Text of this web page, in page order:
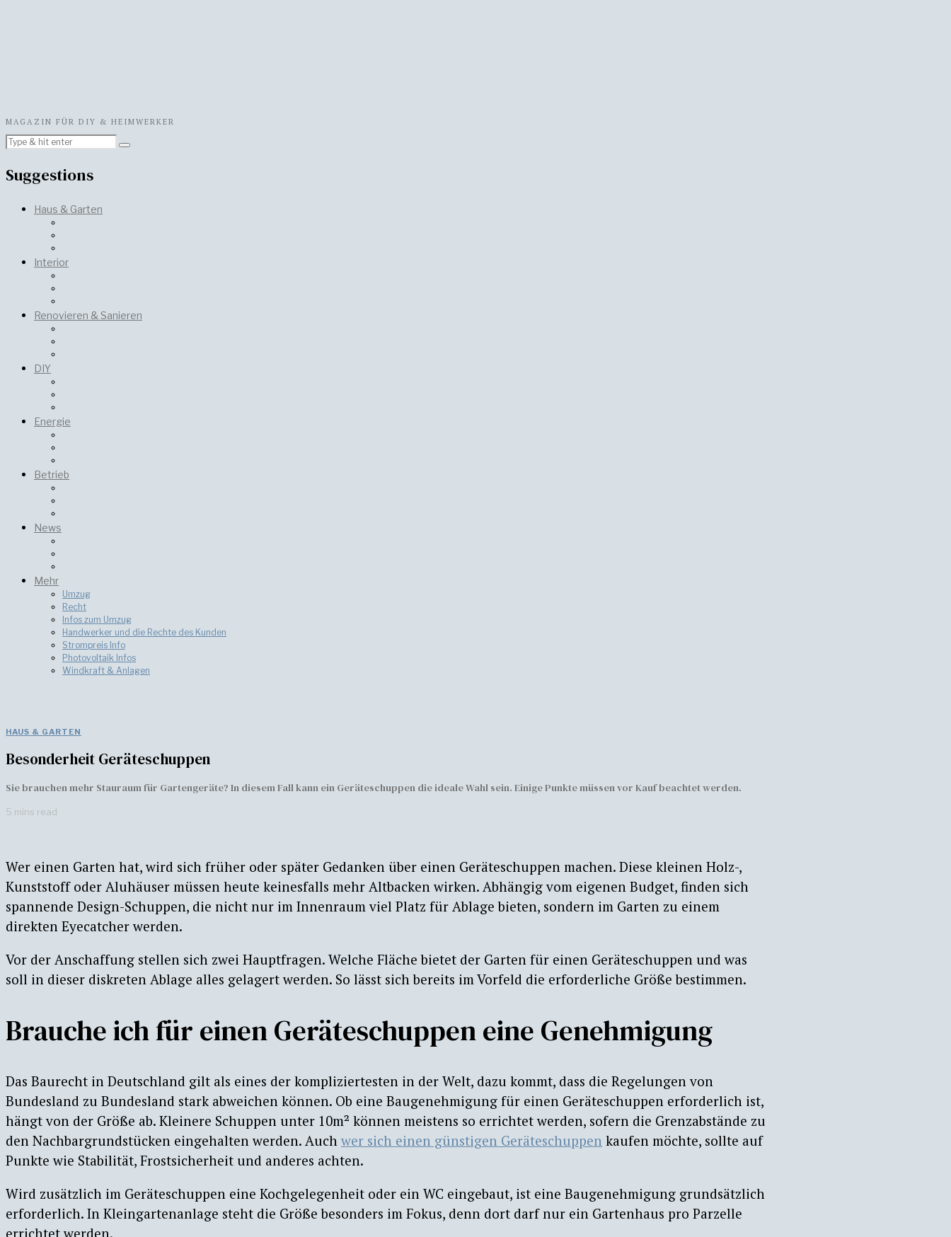
MAGAZIN FÜR DIY & HEIMWERKER
Suggestions
Haus & Garten
Interior
Renovieren & Sanieren
DIY
Energie
Betrieb
News
Mehr
Umzug
Recht
Infos zum Umzug
Handwerker und die Rechte des Kunden
Strompreis Info
Photovoltaik Infos
Windkraft & Anlagen
HAUS & GARTEN
Besonderheit Geräteschuppen
Sie brauchen mehr Stauraum für Gartengeräte? In diesem Fall kann ein Geräteschuppen die ideale Wahl sein. Einige Punkte müssen vor Kauf beachtet werden.
5 mins read
Wer einen Garten hat, wird sich früher oder später Gedanken über einen Geräteschuppen machen. Diese kleinen Holz-,
Kunststoff oder Aluhäuser müssen heute keinesfalls mehr Altbacken wirken. Abhängig vom eigenen Budget, finden sich
spannende Design-Schuppen, die nicht nur im Innenraum viel Platz für Ablage bieten, sondern im Garten zu einem
direkten Eyecatcher werden.
Vor der Anschaffung stellen sich zwei Hauptfragen. Welche Fläche bietet der Garten für einen Geräteschuppen und was
soll in dieser diskreten Ablage alles gelagert werden. So lässt sich bereits im Vorfeld die erforderliche Größe bestimmen.
Brauche ich für einen Geräteschuppen eine Genehmigung
Das Baurecht in Deutschland gilt als eines der kompliziertesten in der Welt, dazu kommt, dass die Regelungen von
Bundesland zu Bundesland stark abweichen können. Ob eine Baugenehmigung für einen Geräteschuppen erforderlich ist,
hängt von der Größe ab. Kleinere Schuppen unter 10m² können meistens so errichtet werden, sofern die Grenzabstände zu
den Nachbargrundstücken eingehalten werden. Auch wer sich einen günstigen Geräteschuppen kaufen möchte, sollte auf
Punkte wie Stabilität, Frostsicherheit und anderes achten.
Wird zusätzlich im Geräteschuppen eine Kochgelegenheit oder ein WC eingebaut, ist eine Baugenehmigung grundsätzlich
erforderlich. In Kleingartenanlage steht die Größe besonders im Fokus, denn dort darf nur ein Gartenhaus pro Parzelle
errichtet werden.